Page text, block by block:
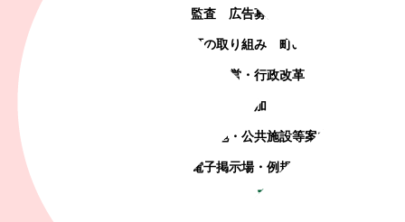
監査 広告募集
町の取り組み
町の概要
町政運営・行政改革
町政への参加
観光地・公共施設等案内
電子掲示場・例規集